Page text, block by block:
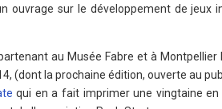
ouvrage sur le développement de jeux
au Musée Fabre et à Montpellier
(dont la prochaine édition, ouverte au
qui en a fait imprimer une vingtaine en